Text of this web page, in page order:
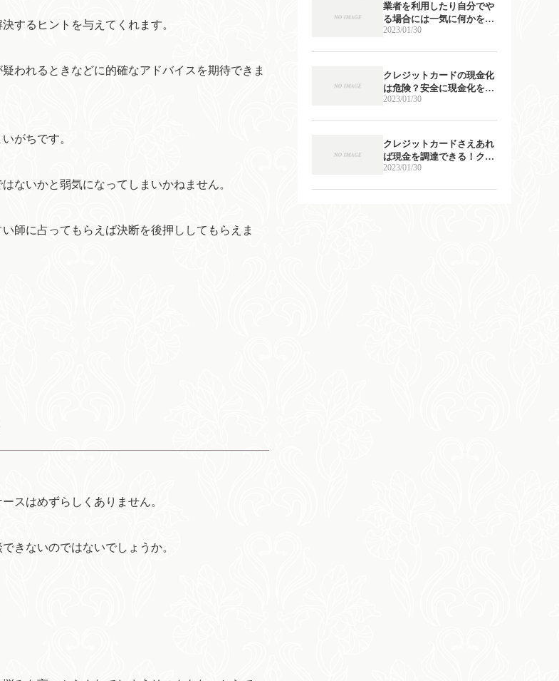
するヒントを与えてくれます。
われるときなどに的確なアドバイスを期待できま
がちです。
ないかと弱気になってしまいかねません。
師に占ってもらえば決断を後押ししてもらえま
スはめずらしくありません。
きないのではないでしょうか。
業者を利用したり自分でや
る場合には一気に何かを買
うことは避けるようにする
2023/01/30
クレジットカードの現金化
は危険？安全に現金化をす
るための2つのコツ
2023/01/30
クレジットカードさえあれ
ば現金を調達できる！クレ
ジットカード現金化を徹底
2023/01/30